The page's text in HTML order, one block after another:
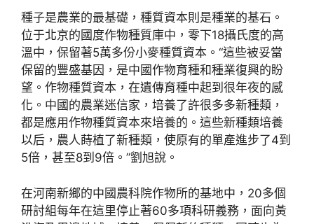
種子是農業的最基礎，種質資本則是種業的基石。
位于北京的國度作物種質庫中，零下18攝氏度的高
溫中，保留著5萬多份小麥種質資本。“這些被妥當
保留的豐盛基因，是中國作物育種和種業復興的盼
望。作物種質資本，在遺傳育種中起到很年夜的感
化。中國的農業迷信家，培養了許很多多新種類，
都是應用作物種質資本來培養的。這些新種類培養
以后，農人蒔植了新種類，使原有的單產進步了4到
5倍，甚至8到9倍。”劉旭說。
在河南新鄉的中國農科院作物所的基地中，20多個
研討組每年在這里停止著60多項科研義務，面向黃